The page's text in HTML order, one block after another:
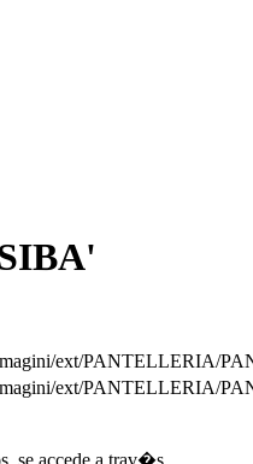
ext/PANTELLERIA/
ext/PANTELLERIA/
se accede a trav�s